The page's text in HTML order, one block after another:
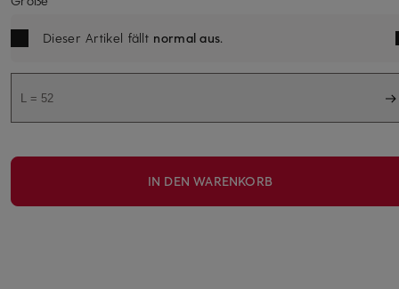
Dieser Artikel fällt normal aus.
L = 52
IN DEN WARENKORB